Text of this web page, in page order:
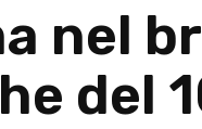
nel
del